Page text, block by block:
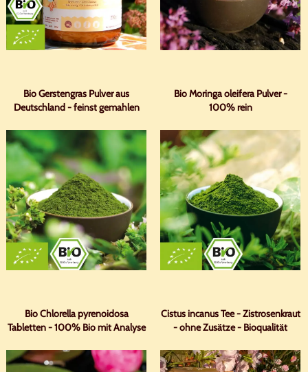
Bio Gerstengras Pulver aus
Deutschland - feinst gemahlen
Bio Moringa oleifera Pulver -
100% rein
Bio Chlorella pyrenoidosa
Tabletten - 100% Bio mit Analyse
Cistus incanus Tee - Zistrosenkraut
- ohne Zusätze - Bioqualität